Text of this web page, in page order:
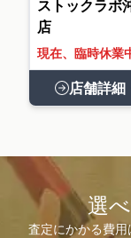
ストックラボ
店
現在、臨時休業
店舗詳細
選
査定にかかる費